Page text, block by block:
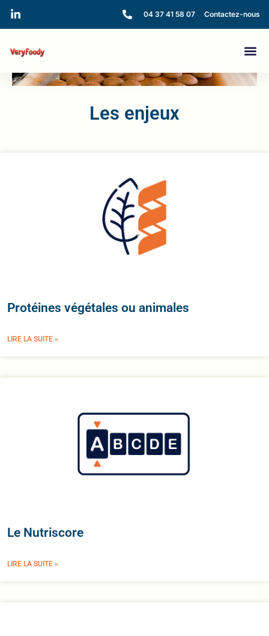
04 37 41 58 07 Contactez-nous
Les enjeux
Protéines végétales ou animales
LIRE LA SUITE »
Le Nutriscore
LIRE LA SUITE »